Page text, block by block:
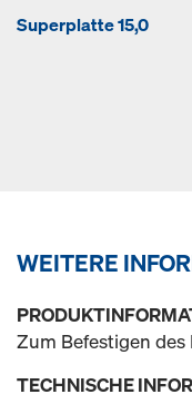
Superplatte 15,0
WEITERE
Zum Befestigen
TECHNISCHE